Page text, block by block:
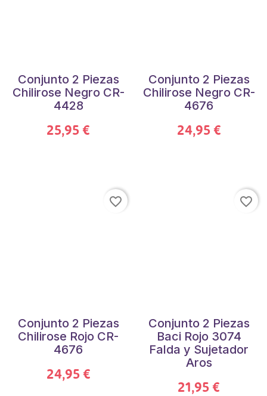
Conjunto 2 Piezas
Chilirose Negro CR-
4428
25,95 €
Conjunto 2 Piezas
Chilirose Negro CR-
4676
24,95 €
Conjunto 2 Piezas
Chilirose Rojo CR-
4676
24,95 €
favorite_border
Conjunto 2 Piezas
Baci Rojo 3074
Falda y Sujetador
Aros
21,95 €
favorite_border